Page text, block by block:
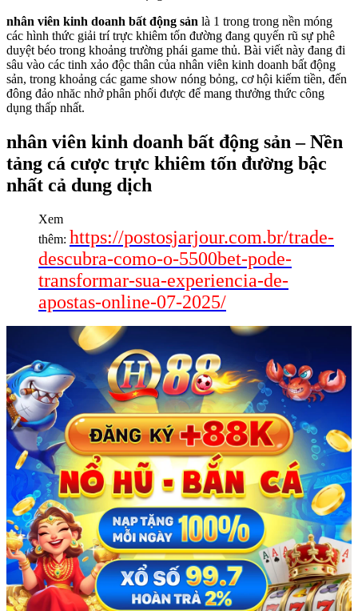
nhân viên kinh doanh bất động sản là 1 trong trong nền móng
các hình thức giải trí trực khiêm tốn đường đang quyến rũ sự phê
duyệt béo trong khoảng trường phái game thủ. Bài viết này đang đi
sâu vào các tinh xảo độc thân của nhân viên kinh doanh bất động
sản, trong khoảng các game show nóng bỏng, cơ hội kiếm tiền, đến
đông đảo nhăc nhở phân phối được để mang thưởng thức công
dụng thấp nhất.
nhân viên kinh doanh bất động sản – Nền
tảng cá cược trực khiêm tốn đường bậc
nhất cả dung dịch
Xem
thêm: https://postosjarjour.com.br/trade-
descubra-como-o-5500bet-pode-
transformar-sua-experiencia-de-
apostas-online-07-2025/